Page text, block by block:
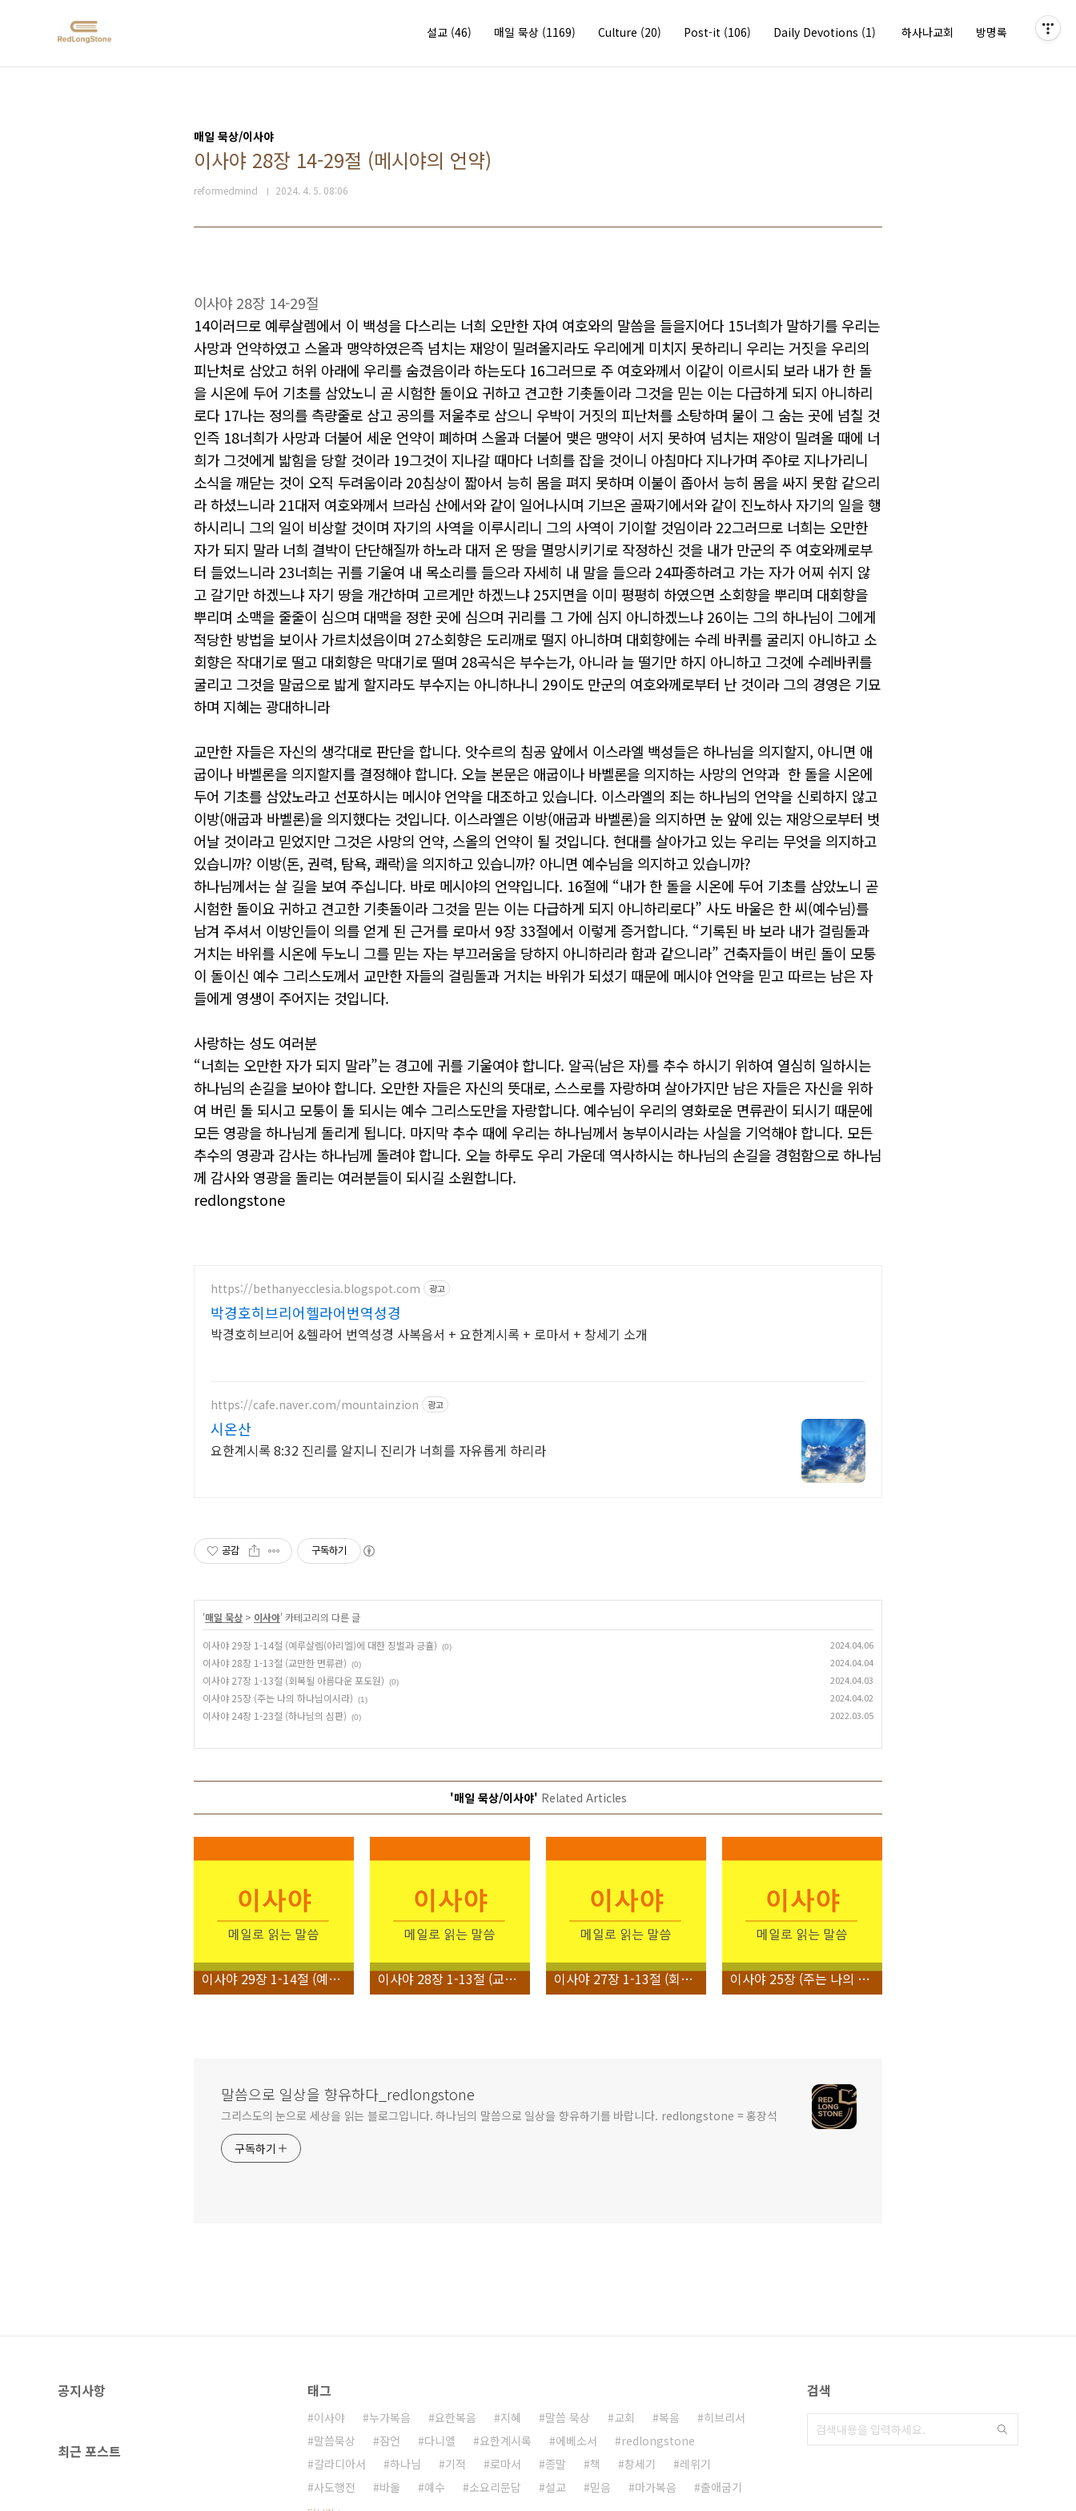
설교 (46) 매일 묵상 (1169) Culture (20) Post-it (106) Daily Devotions (1) 하사나교회 방명록
매일 묵상/이사야
이사야 28장 14-29절 (메시야의 언약)
reformedmind 2024. 4. 5. 08:06
이사야28장 14-29절
14이러므로 예루살렘에서 이 백성을 다스리는 너희 오만한자여 여호와의 말씀을 들을지어다 15너희가 말하기를 우리는
사망과 언약하였고 스올과 맹약하였은즉 넘치는재앙이 밀려올지라도 우리에게 미치지 못하리니 우리는거짓을 우리의
피난처로 삼았고허위 아래에 우리를 숨겼음이라하는도다 16그러므로 주 여호와께서 이같이 이르시되 보라 내가 한 돌
을시온에 두어 기초를 삼았노니 곧시험한 돌이요귀하고 견고한 기촛돌이라그것을 믿는 이는 다급하게 되지 아니하리
로다 17나는 정의를 측량줄로 삼고 공의를저울추로 삼으니 우박이 거짓의 피난처를 소탕하며 물이 그 숨는곳에 넘칠 것
인즉 18너희가 사망과 더불어 세운 언약이 폐하며 스올과 더불어 맺은 맹약이 서지 못하여 넘치는재앙이 밀려올 때에 너
희가 그것에게 밟힘을 당할 것이라 19그것이 지나갈 때마다 너희를 잡을 것이니 아침마다지나가며 주야로지나가리니
소식을깨닫는 것이 오직 두려움이라 20침상이 짧아서 능히 몸을펴지 못하며 이불이 좁아서 능히 몸을싸지 못함 같으리
라하셨느니라 21대저 여호와께서 브라심 산에서와 같이 일어나시며 기브온골짜기에서와 같이 진노하사자기의 일을 행
하시리니 그의 일이 비상할 것이며 자기의 사역을 이루시리니 그의 사역이 기이할 것임이라 22그러므로 너희는 오만한
자가 되지 말라 너희 결박이 단단해질까하노라 대저 온 땅을 멸망시키기로 작정하신 것을 내가 만군의 주 여호와께로부
터 들었느니라 23너희는 귀를 기울여 내 목소리를 들으라자세히 내 말을 들으라 24파종하려고 가는자가 어찌 쉬지 않
고갈기만하겠느냐자기 땅을 개간하며 고르게만하겠느냐 25지면을 이미 평평히 하였으면 소회향을뿌리며 대회향을
뿌리며 소맥을 줄줄이 심으며 대맥을 정한곳에 심으며 귀리를 그 가에 심지 아니하겠느냐 26이는 그의 하나님이 그에게
적당한 방법을 보이사 가르치셨음이며 27소회향은 도리깨로 떨지 아니하며 대회향에는 수레 바퀴를 굴리지 아니하고 소
회향은 작대기로 떨고 대회향은 막대기로 떨며 28곡식은 부수는가, 아니라 늘 떨기만하지 아니하고 그것에 수레바퀴를
굴리고 그것을 말굽으로 밟게 할지라도 부수지는 아니하나니 29이도 만군의 여호와께로부터 난 것이라 그의 경영은 기묘
하며 지혜는광대하니라
교만한자들은자신의 생각대로 판단을 합니다. 앗수르의 침공 앞에서 이스라엘 백성들은하나님을 의지할지, 아니면 애
굽이나 바벨론을 의지할지를 결정해야 합니다. 오늘 본문은 애굽이나 바벨론을 의지하는사망의 언약과 한 돌을시온에
두어 기초를 삼았노라고 선포하시는 메시야언약을 대조하고 있습니다. 이스라엘의 죄는하나님의 언약을 신뢰하지 않고
이방(애굽과 바벨론)을 의지했다는 것입니다. 이스라엘은 이방(애굽과 바벨론)을 의지하면 눈 앞에 있는재앙으로부터 벗
어날 것이라고 믿었지만 그것은사망의 언약, 스올의 언약이 될 것입니다. 현대를살아가고 있는 우리는 무엇을 의지하고
있습니까? 이방(돈, 권력, 탐욕, 쾌락)을 의지하고 있습니까? 아니면 예수님을 의지하고 있습니까?
하나님께서는살 길을 보여 주십니다. 바로 메시야의 언약입니다. 16절에 “내가 한 돌을시온에 두어 기초를 삼았노니 곧
시험한 돌이요귀하고 견고한 기촛돌이라그것을 믿는 이는 다급하게 되지 아니하리로다” 사도 바울은 한씨(예수님)를
남겨 주셔서 이방인들이 의를 얻게 된 근거를 로마서 9장 33절에서 이렇게 증거합니다. “기록된 바 보라 내가 걸림돌과
거치는 바위를시온에 두노니 그를 믿는자는 부끄러움을 당하지 아니하리라 함과 같으니라” 건축자들이 버린 돌이 모퉁
이 돌이신 예수 그리스도께서 교만한자들의 걸림돌과거치는 바위가 되셨기 때문에 메시야언약을 믿고 따르는 남은자
들에게 영생이 주어지는 것입니다.
사랑하는 성도 여러분
“너희는 오만한자가 되지 말라”는 경고에 귀를 기울여야 합니다. 알곡(남은자)를 추수 하시기 위하여 열심히 일하시는
하나님의 손길을 보아야 합니다. 오만한자들은자신의 뜻대로, 스스로를자랑하며 살아가지만 남은자들은자신을위하
여 버린 돌 되시고 모퉁이 돌 되시는 예수 그리스도만을자랑합니다. 예수님이 우리의 영화로운 면류관이 되시기 때문에
모든 영광을하나님게 돌리게 됩니다. 마지막 추수 때에 우리는하나님께서 농부이시라는사실을 기억해야 합니다. 모든
추수의 영광과감사는하나님께 돌려야 합니다. 오늘하루도 우리 가운데 역사하시는하나님의 손길을 경험함으로하나님
께 감사와 영광을 돌리는 여러분들이 되시길 소원합니다.
redlongstone
https://bethanyecclesia.blogspot.com 광고
박경호히브리어헬라어번역성경
박경호히브리어 &헬라어 번역성경 사복음서 + 요한계시록 + 로마서 + 창세기 소개
https://cafe.naver.com/mountainzion 광고
시온산
요한계시록 8:32 진리를 알지니 진리가 너희를 자유롭게 하리라
공감 구독하기
'매일 묵상 > 이사야' 카테고리의 다른 글
이사야 29장 1-14절 (예루살렘(아리엘)에 대한 징벌과 긍휼) (0) 2024.04.06
이사야 28장 1-13절 (교만한 면류관) (0) 2024.04.04
이사야 27장 1-13절 (회복될 아름다운 포도원) (0) 2024.04.03
이사야 25장 (주는 나의 하나님이시라) (1) 2024.04.02
이사야 24장 1-23절 (하나님의 심판) (0) 2022.03.05
'매일 묵상/이사야' Related Articles
이사야 29장 1-14절 (예루살렘(아리엘)에 대한 징벌과 긍휼) 이사야 28장 1-13절 (교만한 면류관) 이사야 27장 1-13절 (회복될 아름다운 포도원) 이사야 25장 (주는 나의 하나님이시라)
말씀으로 일상을 향유하다_redlongstone
그리스도의 눈으로 세상을 읽는 블로그입니다. 하나님의 말씀으로 일상을 향유하기를 바랍니다. redlongstone = 홍장석
구독하기
공지사항
최근 포스트
태그
이사야 누가복음 요한복음 지혜 말씀 묵상 교회 복음
히브리서
말씀묵상
잠언 다니엘 요한계시록 에베소서
redlongstone
갈라디아서
하나님 기적 로마서 종말 책 창세기
레위기
사도행전
바울 예수 소요리문답 설교 믿음 마가복음 출애굽기
검색